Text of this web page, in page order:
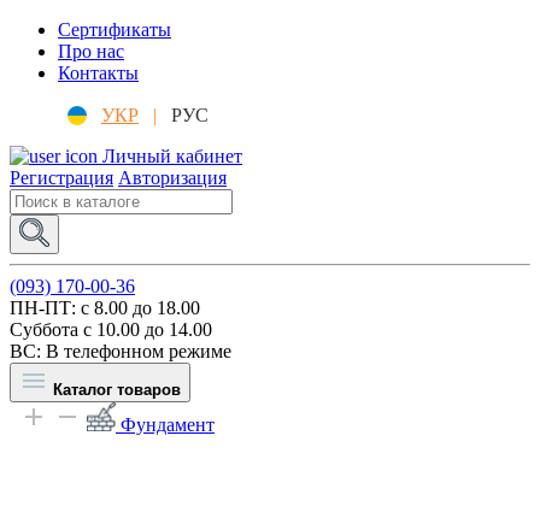
Сертификаты
Про нас
Контакты
УКР |
РУС
Личный кабинет
Регистрация Авторизация
(093) 170-00-36
ПН-ПТ: c 8.00 до 18.00
Суббота с 10.00 до 14.00
ВС: В телефонном режиме
Каталог товаров
Фундамент